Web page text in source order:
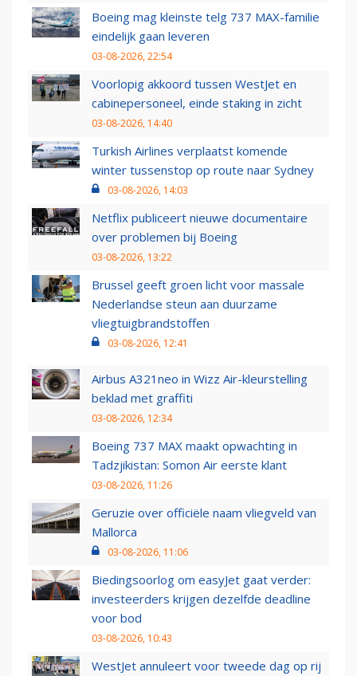
Boeing mag kleinste telg 737 MAX-familie
eindelijk gaan leveren
03-08-2026, 22:54
Voorlopig akkoord tussen WestJet en
cabinepersoneel, einde staking in zicht
03-08-2026, 14:40
Turkish Airlines verplaatst komende
winter tussenstop op route naar Sydney
03-08-2026, 14:03
Netflix publiceert nieuwe documentaire
over problemen bij Boeing
03-08-2026, 13:22
Brussel geeft groen licht voor massale
Nederlandse steun aan duurzame
vliegtuigbrandstoffen
03-08-2026, 12:41
Airbus A321neo in Wizz Air-kleurstelling
beklad met graffiti
03-08-2026, 12:34
Boeing 737 MAX maakt opwachting in
Tadzjikistan: Somon Air eerste klant
03-08-2026, 11:26
Geruzie over officiële naam vliegveld van
Mallorca
03-08-2026, 11:06
Biedingsoorlog om easyJet gaat verder:
investeerders krijgen dezelfde deadline
voor bod
03-08-2026, 10:43
WestJet annuleert voor tweede dag op rij